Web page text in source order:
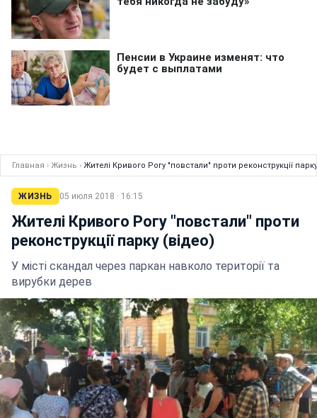
Главная › Жизнь › Жителі Кривого Рогу "повстали" проти реконструкції
ЖИЗНЬ 05 июля 2018 · 16:15
Жителі Кривого Рогу "повстали" проти
реконструкції парку (відео)
У місті скандал через паркан навколо території та
вирубки дерев